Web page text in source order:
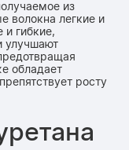
из
волокна легкие и
гибкие,
улучшают
обладает
росту